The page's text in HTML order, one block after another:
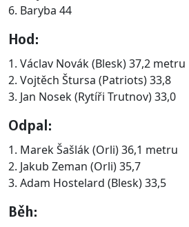
6. Baryba 44
Hod:
1. Václav Novák (Blesk) 37,2 metru
2. Vojtěch Štursa (Patriots) 33,8
3. Jan Nosek (Rytíři Trutnov) 33,0
Odpal:
1. Marek Šašlák (Orli) 36,1 metru
2. Jakub Zeman (Orli) 35,7
3. Adam Hostelard (Blesk) 33,5
Běh: